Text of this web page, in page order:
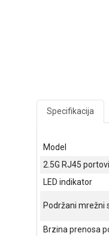
Specifikacija
Model
2.5G RJ45 portovi
LED indikator
Podržani mrežni
Brzina prenosa